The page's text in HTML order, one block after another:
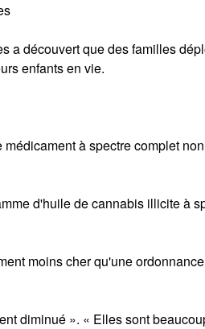
a découvert que des familles
enfants en vie.
à spectre complet non
d'huile de cannabis illicite à
moins cher qu'une ordonnance
diminué ». « Elles sont